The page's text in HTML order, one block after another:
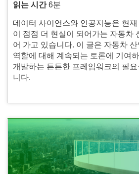
읽는 시간6분
데이터 사이언스와 인공지능은 현
이 점점 더 현실이 되어가는 자동차
어 가고 있습니다. 이 글은 자동차
역할에 대해 계속되는 토론에 기여
개발하는 튼튼한 프레임워크의 필
니다.